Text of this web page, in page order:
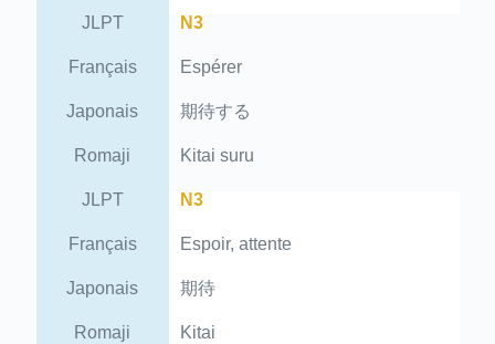
JLPT N3
Français Espérer
Japonais 期待する
Romaji Kitai suru
JLPT N3
Français Espoir, attente
Japonais 期待
Romaji Kitai